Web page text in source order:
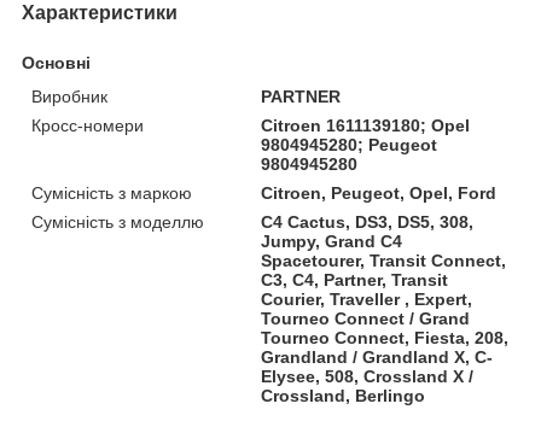
Характеристики
Основні
Виробник
PARTNER
Кросс-номери
Citroen 1611139180; Opel
9804945280; Peugeot
9804945280
Сумісність з маркою
Citroen, Peugeot, Opel, Ford
Сумісність з моделлю
C4 Cactus, DS3, DS5, 308,
Jumpy, Grand C4
Spacetourer, Transit Connect,
C3, C4, Partner, Transit
Courier, Traveller , Expert,
Tourneo Connect / Grand
Tourneo Connect, Fiesta, 208,
Grandland / Grandland X, C-
Elysee, 508, Crossland X /
Crossland, Berlingo